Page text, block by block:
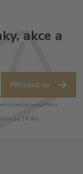
akce a
Přihlásit se
rozesílky newsletteru.
za 14 dní.